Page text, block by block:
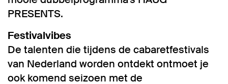
PRESENTS.
Festivalvibes
De talenten die tijdens de cabaretfestivals
van Nederland worden ontdekt ontmoet je
ook komend seizoen met de